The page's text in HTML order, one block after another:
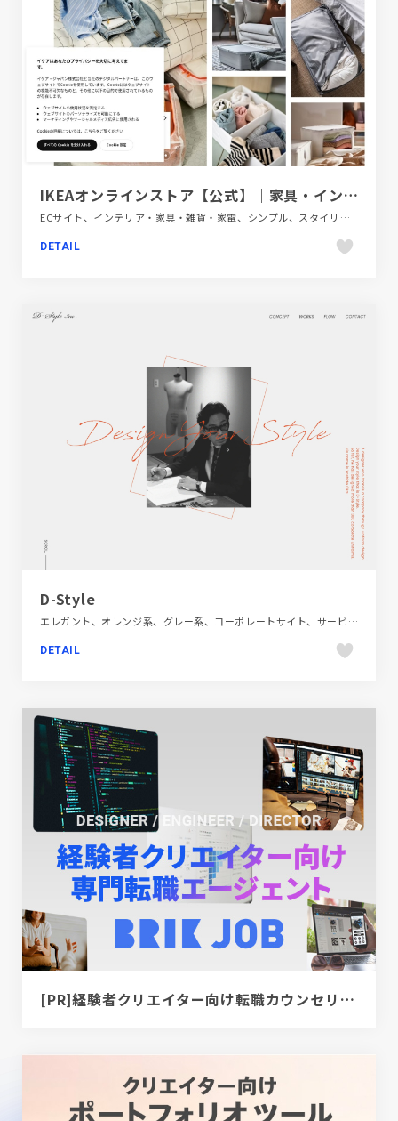
IKEAオンラインストア【公式】｜家具・インテリア雑貨通販 - IKEA
ECサイト、インテリア・家具・雑貨・家電、シンプル、スタイリッシュ、ファッション・ビューティー、フラットデザイン、ブランド・サービスサイト、ホワイト系、建設・住宅・不動産
DETAIL
D-Style
エレガント、オレンジ系、グレー系、コーポレートサイト、サービス紹介、シンプル、スクロールエフェクト、スタイリッシュ、タイポグラフィー、ファッション・ビューティー、フラットデザイン、ブランド・サービスサイト、モーション多め、単色・モノクロ
DETAIL
[PR]経験者クリエイター向け転職カウンセリング｜デザイナー / ディレクター / エンジニア